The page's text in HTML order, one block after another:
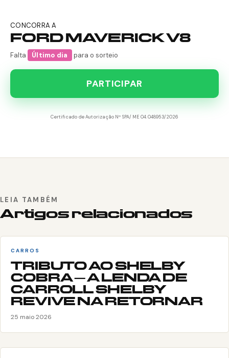
CONCORRA A
FORD MAVERICK V8
Falta Último dia para o sorteio
PARTICIPAR
Certificado de Autorização Nº SPA/ME 04.048953/2026
LEIA TAMBÉM
Artigos relacionados
CARROS
TRIBUTO AO SHELBY
COBRA – A LENDA DE
CARROLL SHELBY
REVIVE NA RETORNAR
25 maio 2026